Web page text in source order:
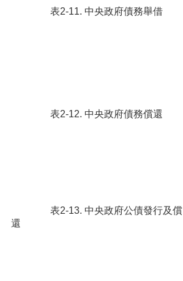
表2-11. 中央政府債務舉借
表2-12. 中央政府債務償還
表2-13. 中央政府公債發行及償
還